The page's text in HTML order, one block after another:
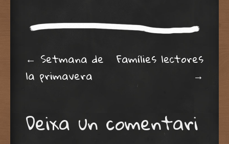
Post navigation
← Setmana de
la primavera
Famílies lectores
→
Deixa un comentari